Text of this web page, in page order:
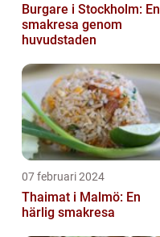
Burgare i Stockholm: En
smakresa genom
huvudstaden
07 februari 2024
Thaimat i Malmö: En
härlig smakresa